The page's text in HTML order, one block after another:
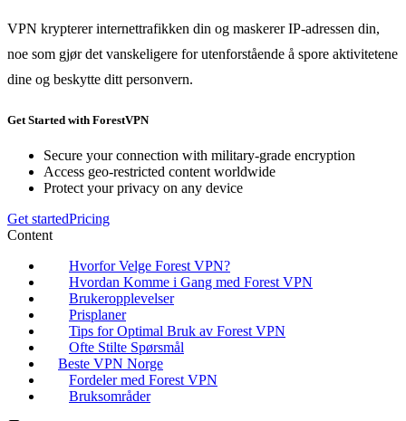
VPN krypterer internettrafikken din og maskerer IP-adressen din,
noe som gjør det vanskeligere for utenforstående å spore aktivitetene
dine og beskytte ditt personvern.
Get Started with ForestVPN
Secure your connection with military-grade encryption
Access geo-restricted content worldwide
Protect your privacy on any device
Get startedPricing
Content
Hvorfor Velge Forest VPN?
Hvordan Komme i Gang med Forest VPN
Brukeropplevelser
Prisplaner
Tips for Optimal Bruk av Forest VPN
Ofte Stilte Spørsmål
Beste VPN Norge
Fordeler med Forest VPN
Bruksområder